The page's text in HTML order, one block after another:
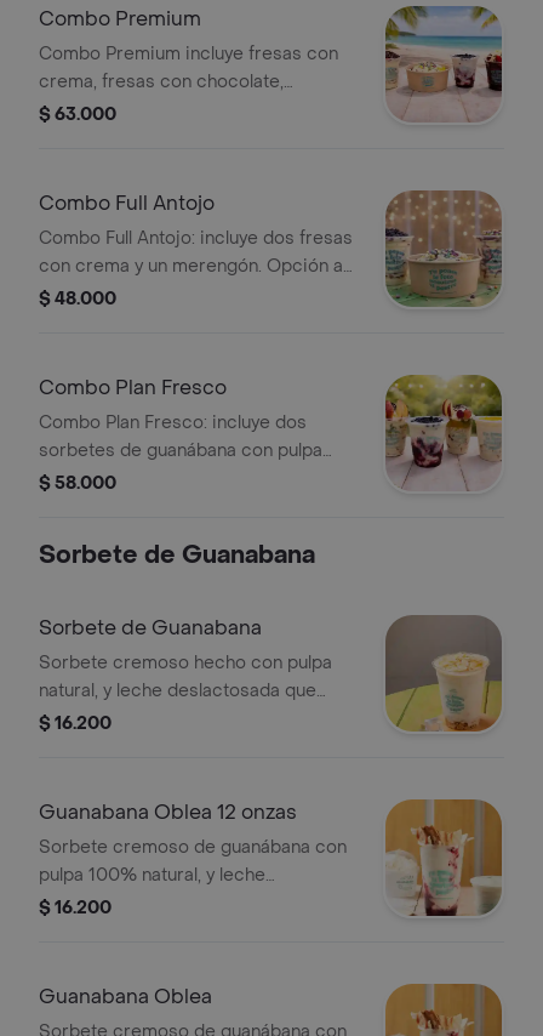
Combo Premium
Combo Premium incluye fresas con
crema, fresas con chocolate,
merengón y sorbete de guanábana.
$ 63.000
Combo Full Antojo
Combo Full Antojo: incluye dos fresas
con crema y un merengón. Opción a
elegir.
$ 48.000
Combo Plan Fresco
Combo Plan Fresco: incluye dos
sorbetes de guanábana con pulpa
natural y dos ensaladas de frutas
$ 58.000
Sorbete de Guanabana
Sorbete de Guanabana
Sorbete cremoso hecho con pulpa
natural, y leche deslactosada que
puedes personalizar a tu gusto: elige
$ 16.200
Guanabana Oblea 12 onzas
Sorbete cremoso de guanábana con
pulpa 100% natural, y leche
deslactosada acompañado de salsa
crujiente y un delicioso arequipe.
$ 16.200
Guanabana Oblea